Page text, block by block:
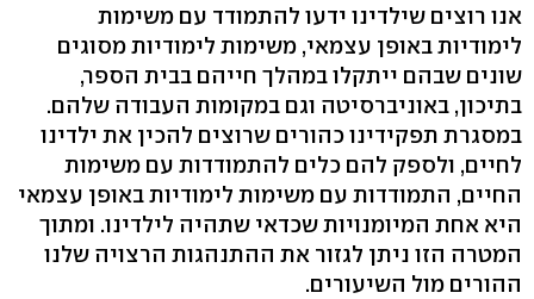
אנו רוצים שילדינו ידעו להתמודד עם משימות
לימודיות באופן עצמאי, משימות לימודיות מסוגים
שונים שבהם ייתקלו במהלך חייהם בבית הספר,
בתיכון, באוניברסיטה וגם במקומות העבודה שלהם.
במסגרת תפקידינו כהורים שרוצים להכין את ילדינו
לחיים, ולספק להם כלים להתמודדות עם משימות
החיים, התמודדות עם משימות לימודיות באופן עצמאי
היא אחת המיומנויות שכדאי שתהיה לילדינו. ומתוך
המטרה הזו ניתן לגזור את ההתנהגות הרצויה שלנו
ההורים מול השיעורים.